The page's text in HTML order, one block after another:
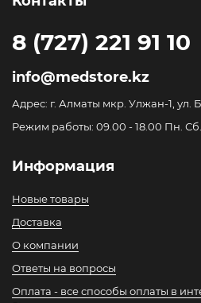
8 (727) 221 91 10
info@medstore.kz
Адрес: г. Алматы мкр. Улжан-1, ул.
Режим работы: 09.00 - 18.00 Пн. Сб.
Информация
Новые товары
Доставка
О компании
Ответы на вопросы
Оплата - все способы оплаты в